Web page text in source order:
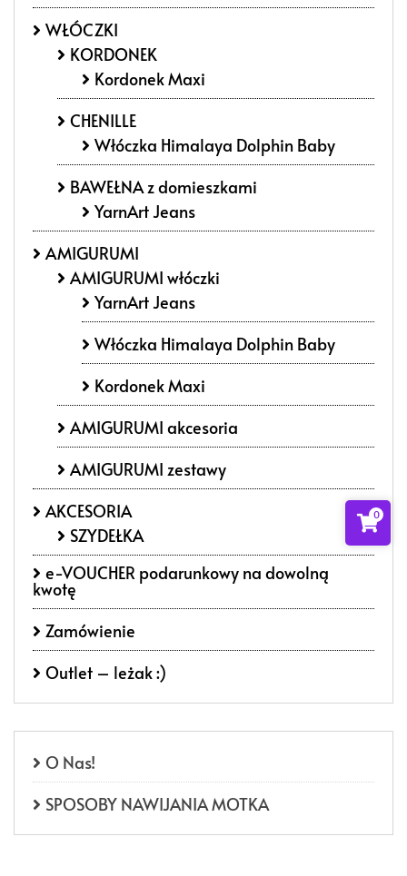
WŁÓCZKI
KORDONEK
Kordonek Maxi
CHENILLE
Włóczka Himalaya Dolphin Baby
BAWEŁNA z domieszkami
YarnArt Jeans
AMIGURUMI
AMIGURUMI włóczki
YarnArt Jeans
Włóczka Himalaya Dolphin Baby
Kordonek Maxi
AMIGURUMI akcesoria
AMIGURUMI zestawy
AKCESORIA
SZYDEŁKA
e-VOUCHER podarunkowy na dowolną
kwotę
Zamówienie
Outlet – leżak :)
O Nas!
SPOSOBY NAWIJANIA MOTKA
0